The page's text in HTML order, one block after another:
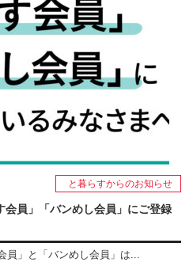
と暮らすからのお知らせ
会員」「バンめし会員」にご登録
員」と「バンめし会員」は...